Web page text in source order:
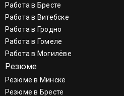
Работа в Бресте
Работа в Витебске
Работа в Гродно
Работа в Гомеле
Работа в Могилёве
Резюме
Резюме в Минске
Резюме в Бресте